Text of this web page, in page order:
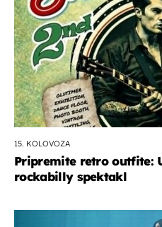
15. KOLOVOZA
Pripremite retro outfite:
rockabilly spektakl